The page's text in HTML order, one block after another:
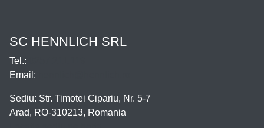
SC HENNLICH SRL
Tel.:
Email:
Sediu: Str. Timotei Cipariu, Nr. 5-7
Arad, RO-310213, Romania